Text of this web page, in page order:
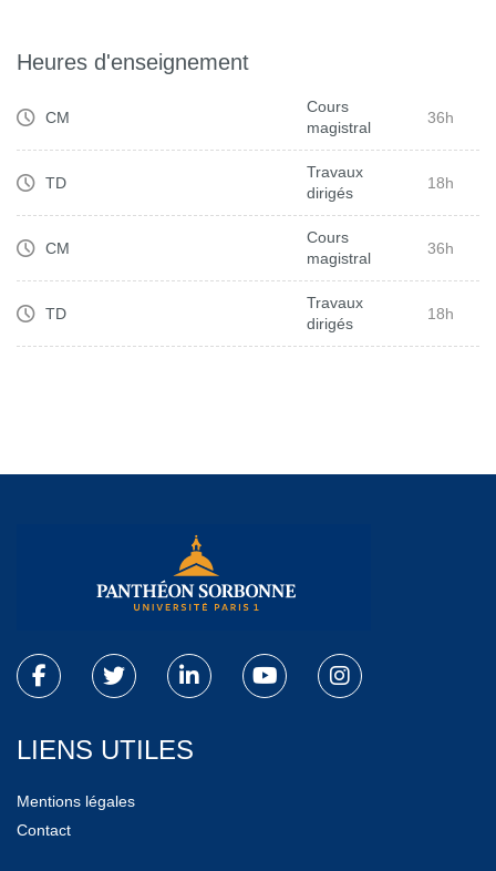
Heures d'enseignement
CM
Cours
magistral
36h
TD
Travaux
dirigés
18h
CM
Cours
magistral
36h
TD
Travaux
dirigés
18h
LIENS UTILES
Mentions légales
Contact